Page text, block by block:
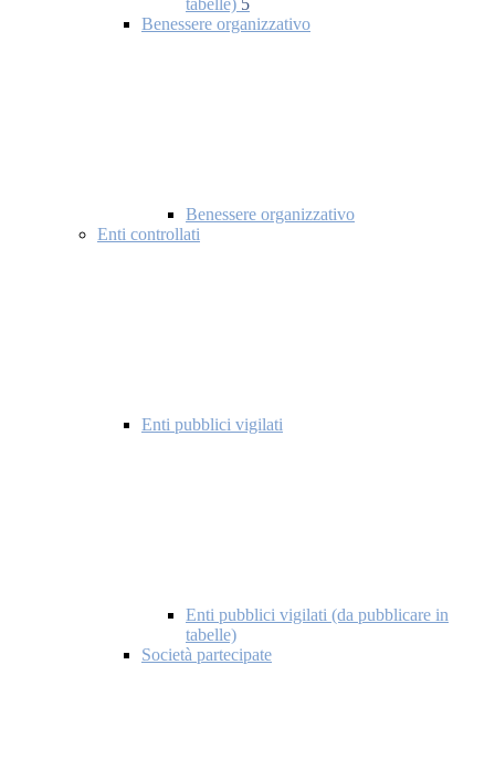
tabelle) 5
Benessere organizzativo
Benessere organizzativo
Enti controllati
Enti pubblici vigilati
Enti pubblici vigilati (da pubblicare in
tabelle)
Società partecipate